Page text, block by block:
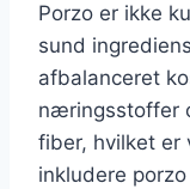
Porzo er ikke
sund
afbalanceret
næringsstoffer
fiber, hvilket er
inkludere